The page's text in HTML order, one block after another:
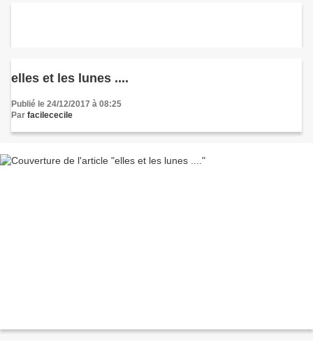
elles et les lunes ....
Publié le 24/12/2017 à 08:25
Par facilececile